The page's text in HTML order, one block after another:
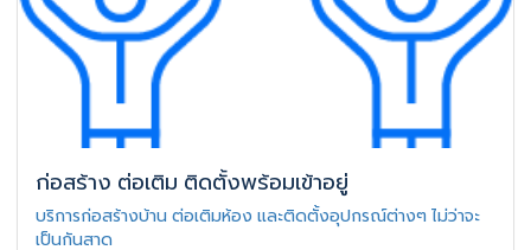
ก่อสร้าง ต่อเติม ติดตั้งพร้อมเข้าอยู่
บริการก่อสร้างบ้าน ต่อเติมห้อง และติดตั้งอุปกรณ์ต่างๆ ไม่ว่าจะ
เป็นกันสาด